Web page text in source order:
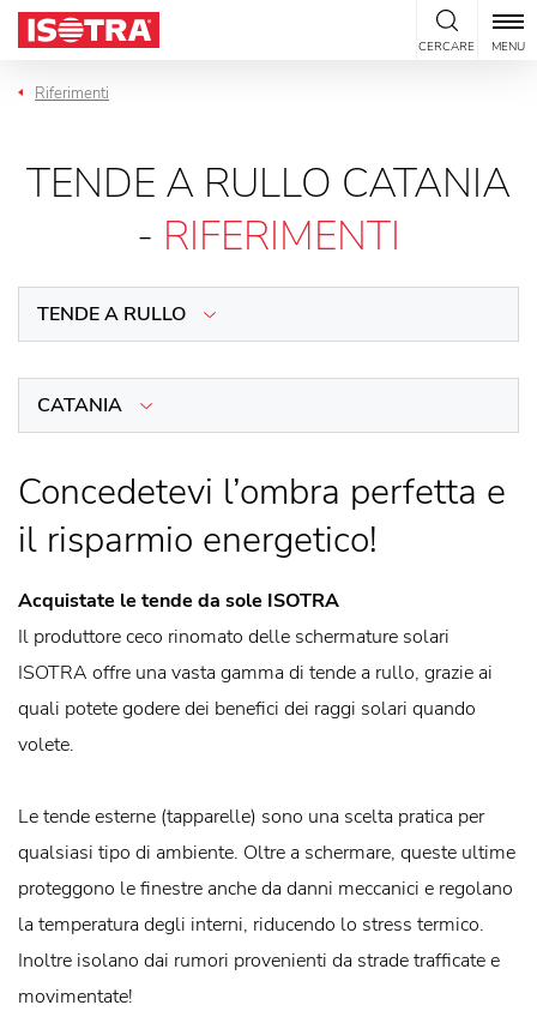
Vai al contenuto
CERCARE MENU
Riferimenti
TENDE A RULLO CATANIA
- RIFERIMENTI
TENDE A RULLO
CATANIA
Concedetevi l’ombra perfetta e
il risparmio energetico!
Acquistate le tende da sole ISOTRA
Il produttore ceco rinomato delle schermature solari
ISOTRA offre una vasta gamma di tende a rullo, grazie ai
quali potete godere dei benefici dei raggi solari quando
volete.
Le tende esterne (tapparelle) sono una scelta pratica per
qualsiasi tipo di ambiente. Oltre a schermare, queste ultime
proteggono le finestre anche da danni meccanici e regolano
la temperatura degli interni, riducendo lo stress termico.
Inoltre isolano dai rumori provenienti da strade trafficate e
movimentate!